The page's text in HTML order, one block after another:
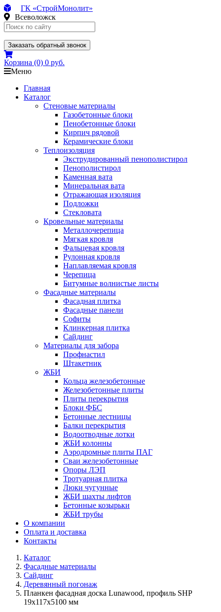
ГК «СтройМонолит»
Всеволожск
Заказать обратный звонок
Корзина (0) 0 руб.
Меню
Главная
Каталог
Стеновые материалы
Газобетонные блоки
Пенобетонные блоки
Кирпич рядовой
Керамические блоки
Теплоизоляция
Экструдированный пенополистирол
Пенополистирол
Каменная вата
Минеральная вата
Отражающая изоляция
Подложки
Стекловата
Кровельные материалы
Металлочерепица
Мягкая кровля
Фальцевая кровля
Рулонная кровля
Наплавляемая кровля
Черепица
Битумные волнистые листы
Фасадные материалы
Фасадная плитка
Фасадные панели
Софиты
Клинкерная плитка
Сайдинг
Материалы для забора
Профнастил
Штакетник
ЖБИ
Кольца железобетонные
Железобетонные плиты
Плиты перекрытия
Блоки ФБС
Бетонные лестницы
Балки перекрытия
Водоотводные лотки
ЖБИ колонны
Аэродромные плиты ПАГ
Сваи железобетонные
Опоры ЛЭП
Тротуарная плитка
Люки чугунные
ЖБИ шахты лифтов
Бетонные козырьки
ЖБИ трубы
О компании
Оплата и доставка
Контакты
Каталог
Фасадные материалы
Сайдинг
Деревянный погонаж
Планкен фасадная доска Lunawood, профиль SHP
19х117х5100 мм